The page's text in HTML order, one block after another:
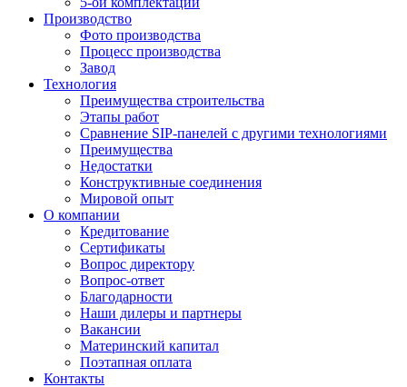
Производство
Фото производства
Процесс производства
Завод
Технология
Преимущества строительства
Этапы работ
Сравнение SIP-панелей с другими технологиями
Преимущества
Недостатки
Конструктивные соединения
Мировой опыт
О компании
Кредитование
Сертификаты
Вопрос директору
Вопрос-ответ
Благодарности
Наши дилеры и партнеры
Вакансии
Материнский капитал
Поэтапная оплата
Контакты